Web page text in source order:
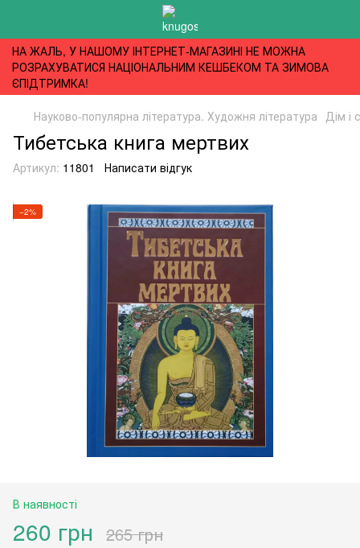
НА ЖАЛЬ, У НАШОМУ ІНТЕРНЕТ-МАГАЗИНІ НЕ МОЖНА
РОЗРАХУВАТИСЯ НАЦІОНАЛЬНИМ КЕШБЕКОМ ТА ЗИМОВА
ЄПІДТРИМКА!
Науково-популярна література. Художня література Дім і
Тибетська книга мертвих
Артикул: 11801 Написати відгук
−2%
В наявності
260 грн 265 грн